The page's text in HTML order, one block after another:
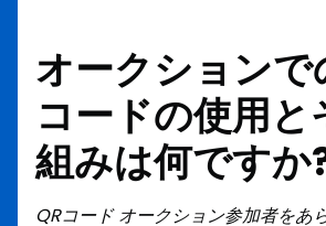
オークションで
コードの使用と
組みは何ですか
QRコードオークション参加者をあ